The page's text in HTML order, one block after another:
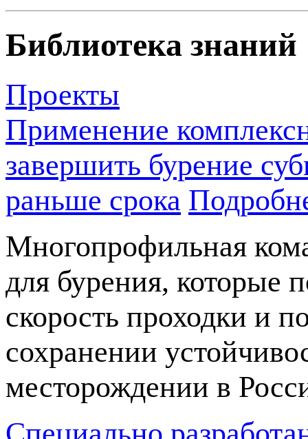
Библиотека знаний
Проекты
Применение
завершить бурение
раньше срока
Многопрофильная
для бурения, которые
скорость проходки и
сохранении
месторождении в